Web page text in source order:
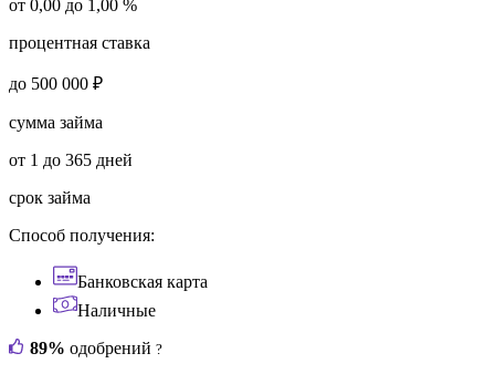
от 0,00 до 1,00 %
процентная ставка
до 500 000 ₽
сумма займа
от 1 до 365 дней
срок займа
Способ получения:
Банковская карта
Наличные
89% одобрений ?